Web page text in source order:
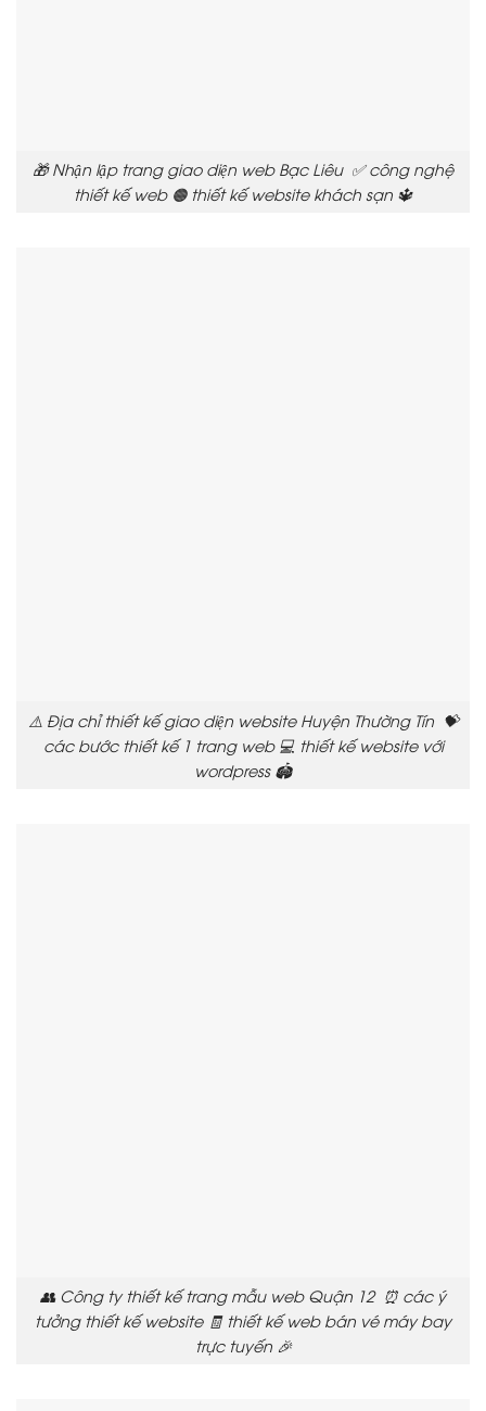
🎁 Nhận lập trang giao diện web Bạc Liêu ✅ công nghệ
thiết kế web 🟠 thiết kế website khách sạn 🔱
⚠️ Địa chỉ thiết kế giao diện website Huyện Thường Tín 💝
các bước thiết kế 1 trang web 💻 thiết kế website với
wordpress 🏟️
👥 Công ty thiết kế trang mẫu web Quận 12 ⏰ các ý
tưởng thiết kế website 🧾 thiết kế web bán vé máy bay
trực tuyến 🎉